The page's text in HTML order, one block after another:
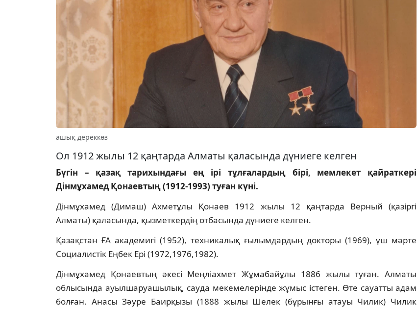
ашық дереккөз
Ол 1912 жылы 12 қаңтарда Алматы қаласында дүниеге келген
Бүгін – қазақ тарихындағы ең ірі тұлғалардың бірі, мемлекет қайраткері
Дінмұхамед Қонаевтың (1912-1993) туған күні.
Дінмұхамед (Димаш) Ахметұлы Қонаев 1912 жылы 12 қаңтарда Верный (қазіргі
Алматы) қаласында, қызметкердің отбасында дүниеге келген.
Қазақстан ҒА академигі (1952), техникалық ғылымдардың докторы (1969), үш мәрте
Социалистік Еңбек Ері (1972,1976,1982).
Дінмұхамед Қонаевтың әкесі Меңліахмет Жұмабайұлы 1886 жылы туған. Алматы
облысында ауылшаруашылық, сауда мекемелерінде жұмыс істеген. Өте сауатты адам
болған. Анасы Зәуре Баирқызы (1888 жылы Шелек (бұрынғы атауы Чилик) Чилик